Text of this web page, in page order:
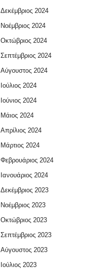
Δεκέμβριος 2024
Νοέμβριος 2024
Οκτώβριος 2024
Σεπτέμβριος 2024
Αύγουστος 2024
Ιούλιος 2024
Ιούνιος 2024
Μάιος 2024
Απρίλιος 2024
Μάρτιος 2024
Φεβρουάριος 2024
Ιανουάριος 2024
Δεκέμβριος 2023
Νοέμβριος 2023
Οκτώβριος 2023
Σεπτέμβριος 2023
Αύγουστος 2023
Ιούλιος 2023